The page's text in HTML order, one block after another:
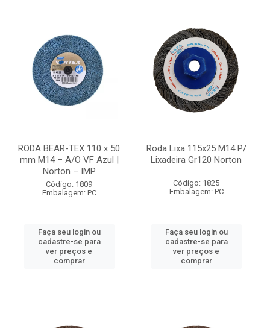
RODA BEAR-TEX 110 x 50
mm M14 – A/O VF Azul |
Norton – IMP
Código: 1809
Embalagem: PC
Faça seu login ou
cadastre-se para
ver preços e
comprar
Roda Lixa 115x25 M14 P/
Lixadeira Gr120 Norton
Código: 1825
Embalagem: PC
Faça seu login ou
cadastre-se para
ver preços e
comprar